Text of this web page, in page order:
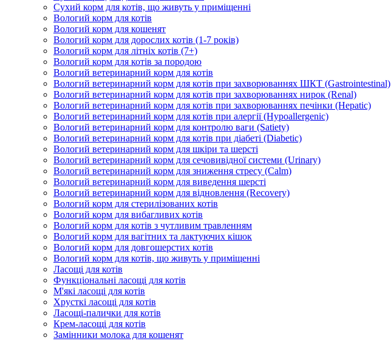
Сухий корм для котів, що живуть у приміщенні
Вологий корм для котів
Вологий корм для кошенят
Вологий корм для дорослих котів (1-7 років)
Вологий корм для літніх котів (7+)
Вологий корм для котів за породою
Вологий ветеринарний корм для котів
Вологий ветеринарний корм для котів при захворюваннях ШКТ (Gastrointestinal)
Вологий ветеринарний корм для котів при захворюваннях нирок (Renal)
Вологий ветеринарний корм для котів при захворюваннях печінки (Hepatic)
Вологий ветеринарний корм для котів при алергії (Hypoallergenic)
Вологий ветеринарний корм для контролю ваги (Satiety)
Вологий ветеринарний корм для котів при діабеті (Diabetic)
Вологий ветеринарний корм для шкіри та шерсті
Вологий ветеринарний корм для сечовивідної системи (Urinary)
Вологий ветеринарний корм для зниження стресу (Calm)
Вологий ветеринарний корм для виведення шерсті
Вологий ветеринарний корм для відновлення (Recovery)
Вологий корм для стерилізованих котів
Вологий корм для вибагливих котів
Вологий корм для котів з чутливим травленням
Вологий корм для вагітних та лактуючих кішок
Вологий корм для довгошерстих котів
Вологий корм для котів, що живуть у приміщенні
Ласощі для котів
Функціональні ласощі для котів
М'які ласощі для котів
Хрусткі ласощі для котів
Ласощі-палички для котів
Крем-ласощі для котів
Замінники молока для кошенят